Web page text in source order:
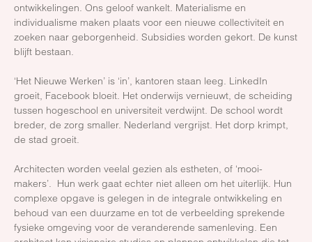
ontwikkelingen. Ons geloof wankelt. Materialisme en
individualisme maken plaats voor een nieuwe collectiviteit en
zoeken naar geborgenheid. Subsidies worden gekort. De kunst
blijft bestaan.
‘Het Nieuwe Werken’ is ‘in’, kantoren staan leeg. LinkedIn
groeit, Facebook bloeit. Het onderwijs vernieuwt, de scheiding
tussen hogeschool en universiteit verdwijnt. De school wordt
breder, de zorg smaller. Nederland vergrijst. Het dorp krimpt,
de stad groeit.
Architecten worden veelal gezien als estheten, of ‘mooi-
makers’. Hun werk gaat echter niet alleen om het uiterlijk. Hun
complexe opgave is gelegen in de integrale ontwikkeling en
behoud van een duurzame en tot de verbeelding sprekende
fysieke omgeving voor de veranderende samenleving. Een